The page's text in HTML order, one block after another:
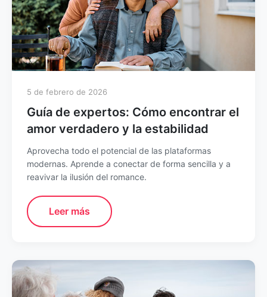
5 de febrero de 2026
Guía de expertos: Cómo encontrar el
amor verdadero y la estabilidad
Aprovecha todo el potencial de las plataformas
modernas. Aprende a conectar de forma sencilla y a
reavivar la ilusión del romance.
Leer más